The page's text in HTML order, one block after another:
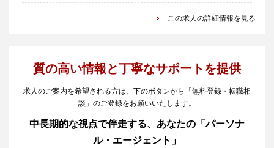
この求人の詳細情報を見る
質の高い情報と丁寧なサポートを提供
求人のご案内を希望される方は、下のボタンから「無料登録・転職相
談」のご登録をお願いいたします。
中長期的な視点で伴走する、あなたの「パーソナ
ル・エージェント」